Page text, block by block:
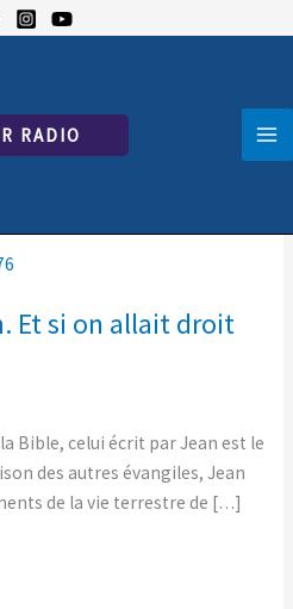
RADIO
Et si on allait droit
Bible, celui écrit par Jean est le
des autres évangiles, Jean
de la vie terrestre de […]